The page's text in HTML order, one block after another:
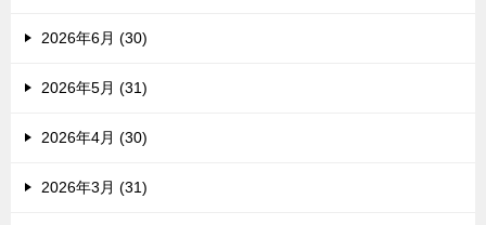
2026年6月 (30)
2026年5月 (31)
2026年4月 (30)
2026年3月 (31)